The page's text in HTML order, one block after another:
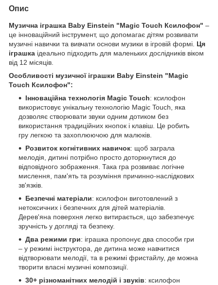
Опис
Музична іграшка Baby Einstein "Magic Touch Ксилофон" –
це інноваційний інструмент, що допомагає дітям розвивати
музичні навички та вивчати основи музики в ігровій формі. Ця
іграшка ідеально підходить для маленьких дослідників віком
від 12 місяців.
Особливості музичної іграшки Baby Einstein "Magic
Touch Ксилофон":
Інноваційна технологія Magic Touch: ксилофон
використовує унікальну технологію Magic Touch, яка
дозволяє створювати звуки одним дотиком без
використання традиційних кнопок і клавіш. Це робить
гру легкою та захоплюючою для малюків.
Розвиток когнітивних навичок: щоб заграла
мелодія, дитині потрібно просто доторкнутися до
відповідного зображення. Така гра розвиває логічне
мислення, пам'ять та розуміння причинно-наслідкових
зв'язків.
Безпечні матеріали: ксилофон виготовлений з
нетоксичних і безпечних для дітей матеріалів.
Дерев'яна поверхня легко витирається, що забезпечує
зручність у догляді та безпеку.
Два режими гри: іграшка пропонує два способи гри
– у режимі інструктора, де дитина може навчитися
відтворювати мелодії, та в режимі фристайлу, де можна
творити власні музичні композиції.
30+ різноманітних мелодій і звуків: ксилофон